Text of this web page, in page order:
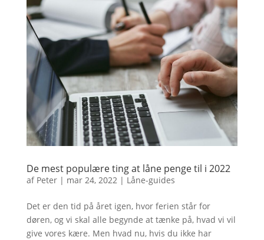
De mest populære ting at låne penge til i 2022
af Peter| mar 24, 2022| Låne-guides
Det er den tid på året igen, hvor ferien står for
døren, og vi skal alle begynde at tænke på, hvad vi vil
give vores kære. Men hvad nu, hvis du ikke har